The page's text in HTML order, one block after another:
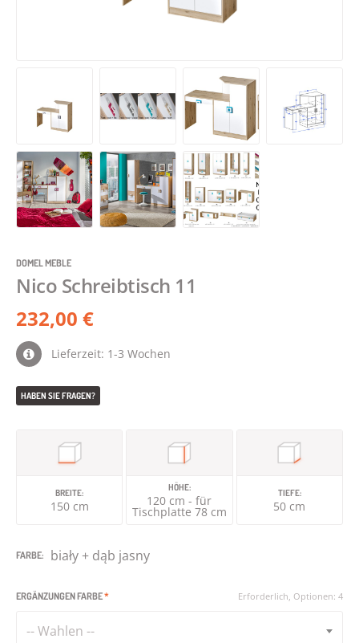
DOMEL MEBLE
Nico Schreibtisch 11
232,00 €
Lieferzeit: 1-3 Wochen
HABEN SIE FRAGEN?
BREITE:
150 cm
HÖHE:
120 cm - für
Tischplatte 78 cm
TIEFE:
50 cm
FARBE: biały + dąb jasny
ERGÄNZUNGEN FARBE* Erforderlich, Optionen: 4
-- Wahlen --